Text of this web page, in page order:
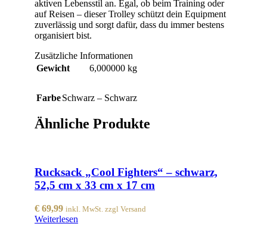
aktiven Lebensstil an. Egal, ob beim Training oder
auf Reisen – dieser Trolley schützt dein Equipment
zuverlässig und sorgt dafür, dass du immer bestens
organisiert bist.
Zusätzliche Informationen
Gewicht
6,000000 kg
FarbeSchwarz – Schwarz
Ähnliche Produkte
Rucksack „Cool Fighters“ – schwarz,
52,5 cm x 33 cm x 17 cm
€ 69,99 inkl. MwSt. zzgl Versand
Weiterlesen